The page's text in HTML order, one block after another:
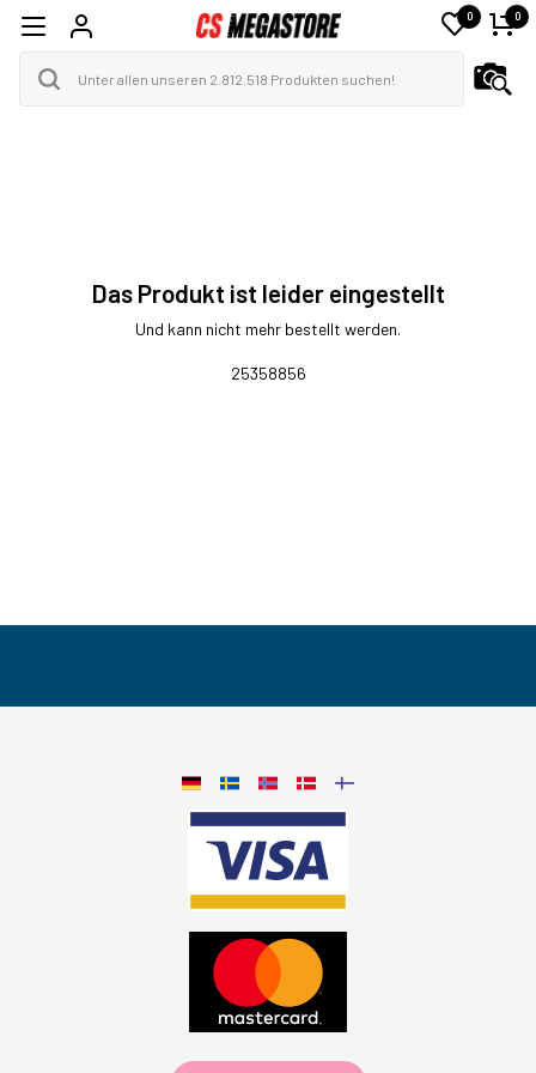
0 0
Das Produkt ist leider eingestellt
Und kann nicht mehr bestellt werden.
25358856